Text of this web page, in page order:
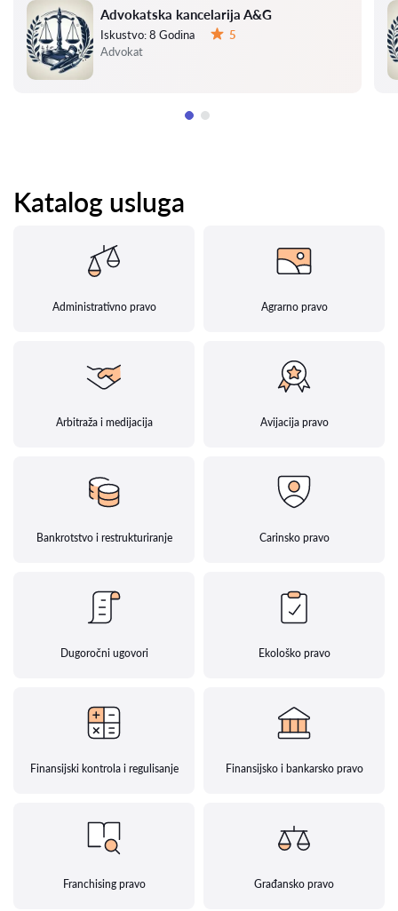
Advokatska kancelarija A&G
Iskustvo:8 Godina
5
Advokat
Katalog usluga
Administrativno pravo Agrarno pravo
Arbitraža i medijacija Avijacija pravo
Bankrotstvo i restrukturiranje Carinsko pravo
Dugoročni ugovori Ekološko pravo
Finansijski kontrola i regulisanje Finansijsko i bankarsko pravo
Franchising pravo Građansko pravo